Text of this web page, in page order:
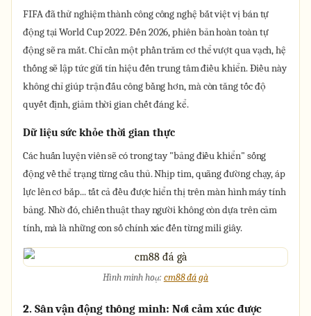
FIFA đã thử nghiệm thành công công nghệ bắt việt vị bán tự
động tại World Cup 2022. Đến 2026, phiên bản hoàn toàn tự
động sẽ ra mắt. Chỉ cần một phần trăm cơ thể vượt qua vạch, hệ
thống sẽ lập tức gửi tín hiệu đến trung tâm điều khiển. Điều này
không chỉ giúp trận đấu công bằng hơn, mà còn tăng tốc độ
quyết định, giảm thời gian chết đáng kể.
Dữ liệu sức khỏe thời gian thực
Các huấn luyện viên sẽ có trong tay "bảng điều khiển" sống
động về thể trạng từng cầu thủ. Nhịp tim, quãng đường chạy, áp
lực lên cơ bắp... tất cả đều được hiển thị trên màn hình máy tính
bảng. Nhờ đó, chiến thuật thay người không còn dựa trên cảm
tính, mà là những con số chính xác đến từng mili giây.
Hình minh hoạ: cm88 đá gà
2. Sân vận động thông minh: Nơi cảm xúc được